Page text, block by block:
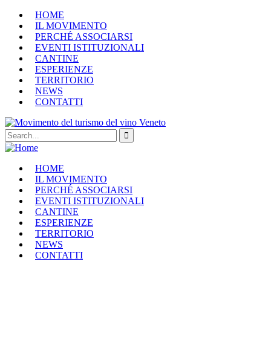
HOME
IL MOVIMENTO
PERCHÉ ASSOCIARSI
EVENTI ISTITUZIONALI
CANTINE
ESPERIENZE
TERRITORIO
NEWS
CONTATTI
HOME
IL MOVIMENTO
PERCHÉ ASSOCIARSI
EVENTI ISTITUZIONALI
CANTINE
ESPERIENZE
TERRITORIO
NEWS
CONTATTI